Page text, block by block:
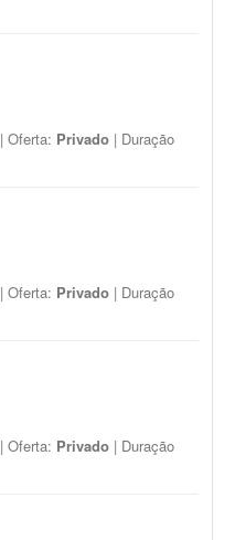
| Oferta: Privado | Duração
| Oferta: Privado | Duração
| Oferta: Privado | Duração